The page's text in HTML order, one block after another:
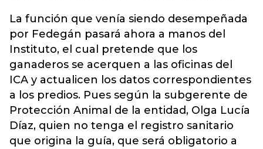
La función que venía siendo desempeñada
por Fedegán pasará ahora a manos del
Instituto, el cual pretende que los
ganaderos se acerquen a las oficinas del
ICA y actualicen los datos correspondientes
a los predios. Pues según la subgerente de
Protección Animal de la entidad, Olga Lucía
Díaz, quien no tenga el registro sanitario
que origina la guía, que será obligatorio a